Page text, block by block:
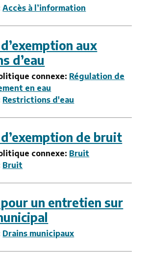
Accès à l’information
aux
d’eau
connexe: Régulation de
en eau
Restrictions d'eau
de bruit
connexe: Bruit
Bruit
un entretien sur
Drains municipaux